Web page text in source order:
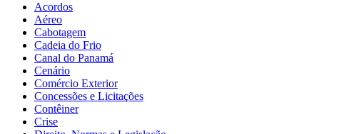
Acordos
Aéreo
Cabotagem
Cadeia do Frio
Canal do Panamá
Cenário
Comércio Exterior
Concessões e Licitações
Contêiner
Crise